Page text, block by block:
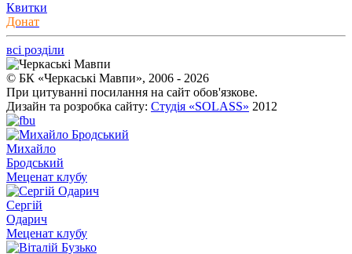
Квитки
Донат
всі розділи
© БК «Черкаські Мавпи», 2006 - 2026
При цитуванні посилання на сайт обов'язкове.
Дизайн та розробка сайту: Студія «SOLASS» 2012
Михайло
Бродський
Меценат клубу
Сергій
Одарич
Меценат клубу